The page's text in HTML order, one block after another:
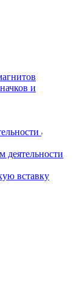
и
деятельности
вставку